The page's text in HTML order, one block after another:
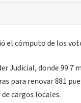
el cómputo de los
Judicial, donde 99.7
para renovar 881
cargos locales.